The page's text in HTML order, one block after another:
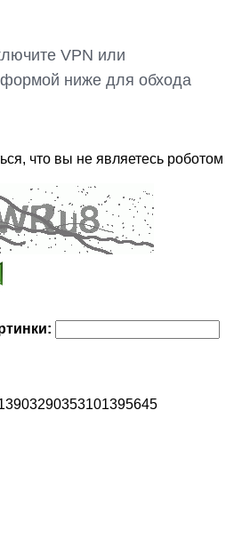
VPN или
формой ниже для обхода
что вы не являетесь роботом